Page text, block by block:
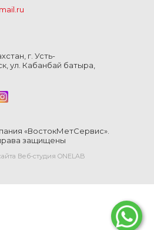
г. Усть-
ул. Кабанбай батыра,
«ВостокМетСервис».
защищены
Веб-студия ONELAB